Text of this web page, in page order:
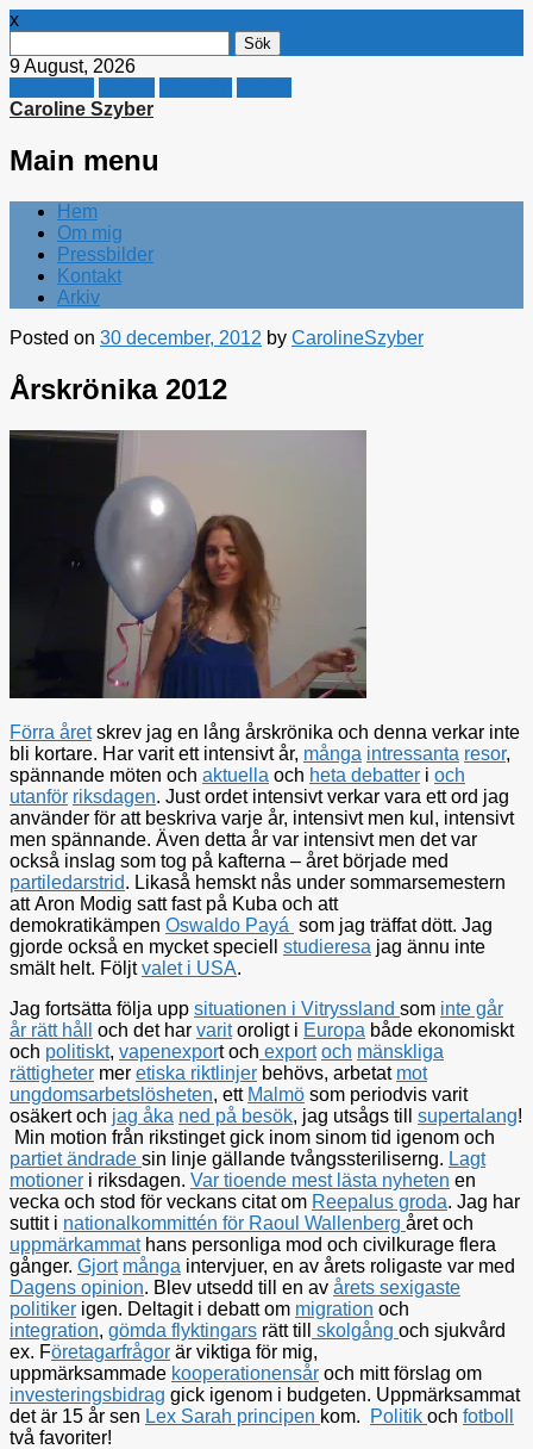
x
efter:
9 August, 2026
Caroline Szyber
Main menu
Skip
content
Hem
Om mig
Pressbilder
Kontakt
Arkiv
Posted on 30 december, 2012 by CarolineSzyber
Årskrönika 2012
Förra åretskrev jag en lång årskrönika och denna verkar inte
bli kortare. Har varit ett intensivt år, många intressanta resor,
spännande möten och aktuella och heta debatter i och
utanför riksdagen. Just ordet intensivt verkar vara ett ord jag
använder för att beskriva varje år, intensivt men kul, intensivt
men spännande. Även detta år var intensivt men det var
också inslag som tog på kafterna – året började med
partiledarstrid. Likaså hemskt nås under sommarsemestern
att Aron Modig satt fast på Kuba och att
demokratikämpen Oswaldo Payá som jag träffat dött. Jag
gjorde också en mycket speciell studieresa jag ännu inte
smält helt. Följtvalet i USA.
Jag fortsätta följa upp situationen i Vitryssland som inte går
år rätt håll
och det har varitoroligt i Europa både ekonomiskt
och politiskt, vapenexport och export och mänskliga
rättigheter mer etiska riktlinjer behövs, arbetat mot
ungdomsarbetslösheten, ett Malmö som periodvis varit
osäkert och jag åka ned på besök, jag utsågs till supertalang!
Min motion från rikstinget gick inom sinom tid igenom och
partiet ändrade sin linje gällande tvångssteriliserng. Lagt
motioner i riksdagen. Var tioende mest lästa nyheten en
vecka och stod för veckans citat om Reepalus groda. Jag har
suttit i nationalkommittén för Raoul Wallenberg året och
uppmärkammathans personliga mod och civilkurage flera
gånger. Gjort många intervjuer, en av årets roligaste var med
Dagens opinion. Blev utsedd till en av årets sexigaste
politiker igen. Deltagit i debatt om migration och
integration, gömda flyktingars rätt till skolgång och sjukvård
ex. Företagarfrågor är viktiga för mig,
uppmärksammade kooperationensår och mitt förslag om
investeringsbidrag gick igenom i budgeten. Uppmärksammat
det är 15 år sen Lex Sarah principen kom. Politik och fotboll
två favoriter!